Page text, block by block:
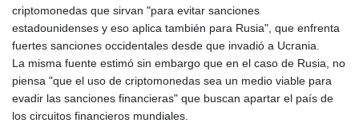
criptomonedas que sirvan "para evitar sanciones
estadounidenses y eso aplica también para Rusia", que enfrenta
fuertes sanciones occidentales desde que invadió a Ucrania.
La misma fuente estimó sin embargo que en el caso de Rusia, no
piensa "que el uso de criptomonedas sea un medio viable para
evadir las sanciones financieras" que buscan apartar el país de
los circuitos financieros mundiales.